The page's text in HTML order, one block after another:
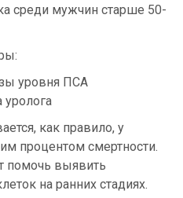
среди мужчин старше 50-
уровня ПСА
уролога
как правило, у
процентом смертности.
помочь выявить
на ранних стадиях.